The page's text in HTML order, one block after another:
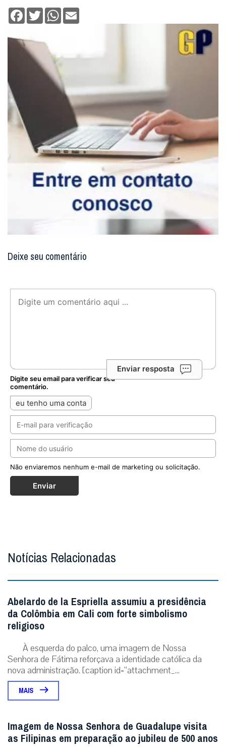
Facebook
TwitterWhatsApp
Deixe seu comentário
Enviar resposta
Digite seu email para verificar seu
comentário.
eu tenho uma conta
Não enviaremos nenhum e-mail de marketing ou solicitação.
Enviar
Notícias Relacionadas
Abelardo de la Espriella assumiu a presidência
da Colômbia em Cali com forte simbolismo
religioso
À esquerda do palco, uma imagem de Nossa
Senhora de Fátima reforçava a identidade católica da
nova administração. [caption id=”attachment_...
MAIS
Imagem de Nossa Senhora de Guadalupe visita
as Filipinas em preparação ao jubileu de 500 anos